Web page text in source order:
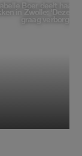
Boer deelt haar
in Zwolle: 'Deze
graag verborgen'